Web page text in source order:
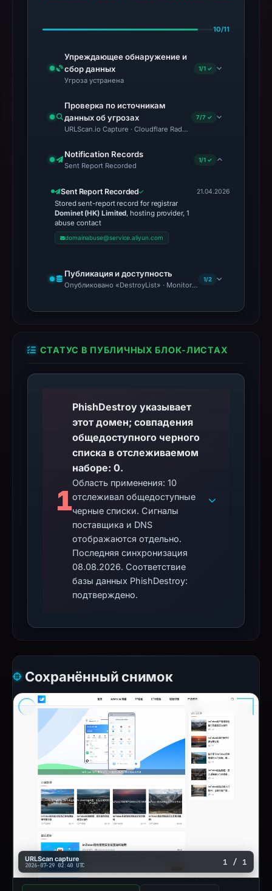
10/11
Упреждающее обнаружение и
сбор данных
Угроза устранена
1/1 ✓
Проверка по источникам
данных об угрозах
URLScan.io Capture · Cloudflare Radar Report · VirusTotal ·
7/7 ✓
Notification Records
Sent Report Recorded
1/1 ✓
Sent Report Recorded
Stored sent-report record for registrar
Dominet (HK) Limited, hosting provider, 1
abuse contact
domainabuse@service.aliyun.com
21.04.2026
Публикация и доступность
Опубликовано «DestroyList» · Monitoring Continues
1/2
СТАТУС В ПУБЛИЧНЫХ БЛОК-ЛИСТАХ
1
PhishDestroy указывает
этот домен; совпадения
общедоступного черного
списка в отслеживаемом
наборе: 0.
Область применения: 10
отслеживал общедоступные
черные списки. Сигналы
поставщика и DNS
отображаются отдельно.
Последняя синхронизация
08.08.2026. Соответствие
базы данных PhishDestroy:
подтверждено.
Сохранённый снимок
URLScan capture
2026-07-29 02:40 UTC 1 / 1